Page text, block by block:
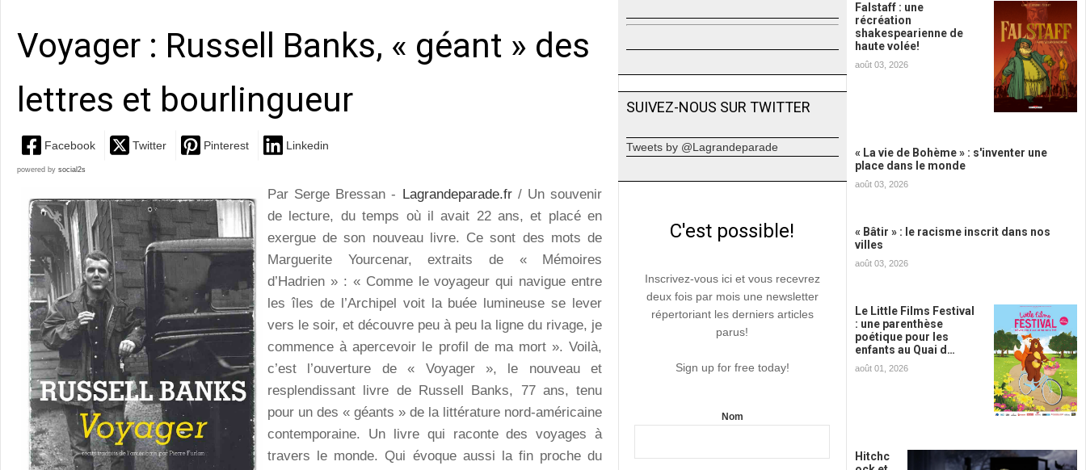
Voyager : Russell Banks, « géant » des
lettres et bourlingueur
Facebook Twitter Pinterest Linkedin
powered by social2s
Par Serge Bressan - Lagrandeparade.fr / Un souvenir
de lecture, du temps où il avait 22 ans, et placé en
exergue de son nouveau livre. Ce sont des mots de
Marguerite Yourcenar, extraits de « Mémoires
d’Hadrien » : « Comme le voyageur qui navigue entre
les îles de l’Archipel voit la buée lumineuse se lever
vers le soir, et découvre peu à peu la ligne du rivage, je
commence à apercevoir le profil de ma mort ». Voilà,
c’est l’ouverture de « Voyager », le nouveau et
resplendissant livre de Russell Banks, 77 ans, tenu
pour un des « géants » de la littérature nord-américaine
contemporaine. Un livre qui raconte des voyages à
travers le monde. Qui évoque aussi la fin proche du
SUIVEZ-NOUS SUR TWITTER
Tweets by @Lagrandeparade
C'est possible!
Inscrivez-vous ici et vous recevrez
deux fois par mois une newsletter
répertoriant les derniers articles
parus!
Sign up for free today!
Nom
Falstaff : une
récréation
shakespearienne de
haute volée!
août 03, 2026
« La vie de Bohème » : s'inventer une
place dans le monde
août 03, 2026
« Bâtir » : le racisme inscrit dans nos
villes
août 03, 2026
Le Little Films Festival
: une parenthèse
poétique pour les
enfants au Quai d…
août 01, 2026
Hitchc